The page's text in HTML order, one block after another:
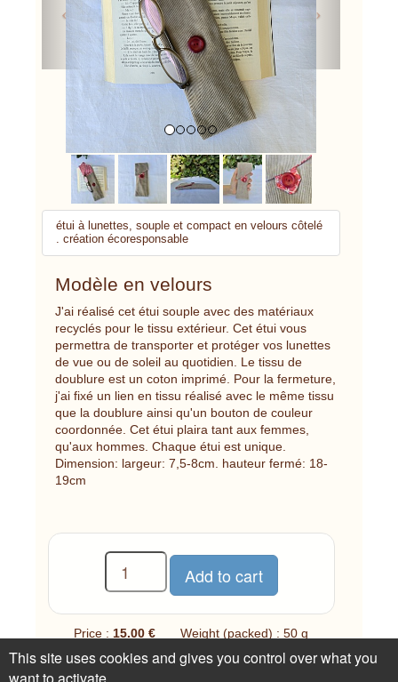
étui à lunettes, souple et compact en velours côtelé
. création écoresponsable
Modèle en velours
J'ai réalisé cet étui souple avec des matériaux
recyclés pour le tissu extérieur. Cet étui vous
permettra de transporter et protéger vos lunettes
de vue ou de soleil au quotidien. Le tissu de
doublure est un coton imprimé. Pour la fermeture,
j'ai fixé un lien en tissu réalisé avec le même tissu
que la doublure ainsi qu'un bouton de couleur
coordonnée. Cet étui plaira tant aux femmes,
qu'aux hommes. Chaque étui est unique.
Dimension: largeur: 7,5-8cm. hauteur fermé: 18-
19cm
Price :15.00 € Weight (packed) : 50 g
1 available
This site uses cookies and gives you control over what you